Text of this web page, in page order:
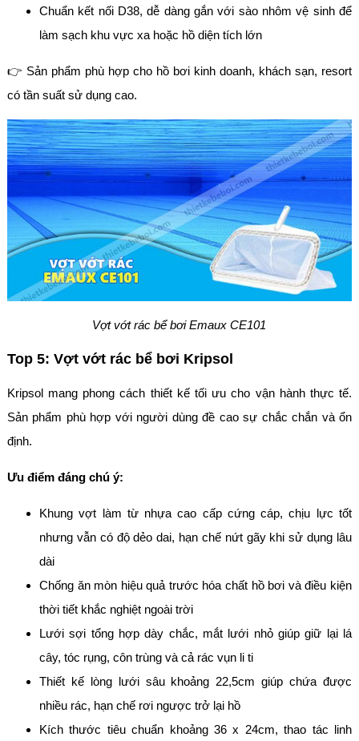
Chuẩn kết nối D38, dễ dàng gắn với sào nhôm vệ sinh để
làm sạch khu vực xa hoặc hồ diện tích lớn
👉 Sản phẩm phù hợp cho hồ bơi kinh doanh, khách sạn, resort
có tần suất sử dụng cao.
Vợt vớt rác bể bơi Emaux CE101
Top 5: Vợt vớt rác bể bơi Kripsol
Kripsol mang phong cách thiết kế tối ưu cho vận hành thực tế.
Sản phẩm phù hợp với người dùng đề cao sự chắc chắn và ổn
định.
Ưu điểm đáng chú ý:
Khung vợt làm từ nhựa cao cấp cứng cáp, chịu lực tốt
nhưng vẫn có độ dẻo dai, hạn chế nứt gãy khi sử dụng lâu
dài
Chống ăn mòn hiệu quả trước hóa chất hồ bơi và điều kiện
thời tiết khắc nghiệt ngoài trời
Lưới sợi tổng hợp dày chắc, mắt lưới nhỏ giúp giữ lại lá
cây, tóc rụng, côn trùng và cả rác vụn li ti
Thiết kế lòng lưới sâu khoảng 22,5cm giúp chứa được
nhiều rác, hạn chế rơi ngược trở lại hồ
Kích thước tiêu chuẩn khoảng 36 x 24cm, thao tác linh